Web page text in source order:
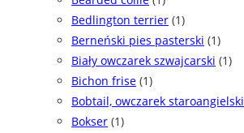
Bedlington terrier (1)
Berneński pies pasterski (1)
Biały owczarek szwajcarski (1)
Bichon frise (1)
Bobtail, owczarek staroangielski
Bokser (1)